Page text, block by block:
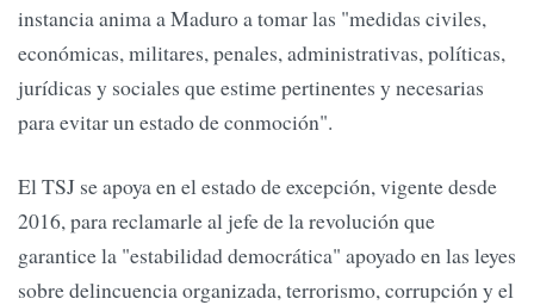
instancia anima a Maduro a tomar las "medidas civiles,
económicas, militares, penales, administrativas, políticas,
jurídicas y sociales que estime pertinentes y necesarias
para evitar un estado de conmoción".
El TSJ se apoya en el estado de excepción, vigente desde
2016, para reclamarle al jefe de la revolución que
garantice la "estabilidad democrática" apoyado en las leyes
sobre delincuencia organizada, terrorismo, corrupción y el